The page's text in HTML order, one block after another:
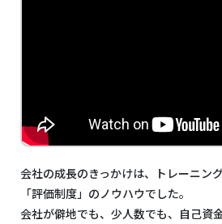
会社の成長のきっかけは、トレーニン
「評価制度」のノウハウでした。
会社が僻地でも、少人数でも、自己資